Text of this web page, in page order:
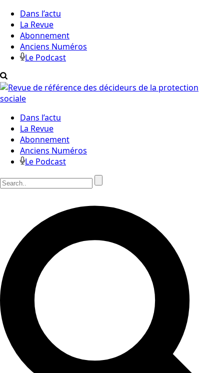
Dans l’actu
La Revue
Abonnement
Anciens Numéros
Le Podcast
Dans l’actu
La Revue
Abonnement
Anciens Numéros
Le Podcast